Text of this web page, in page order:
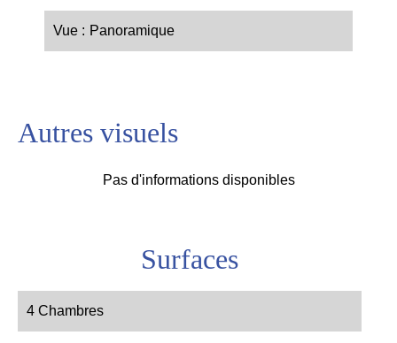
Vue Panoramique
Autres visuels
Pas d'informations disponibles
Surfaces
4 Chambres